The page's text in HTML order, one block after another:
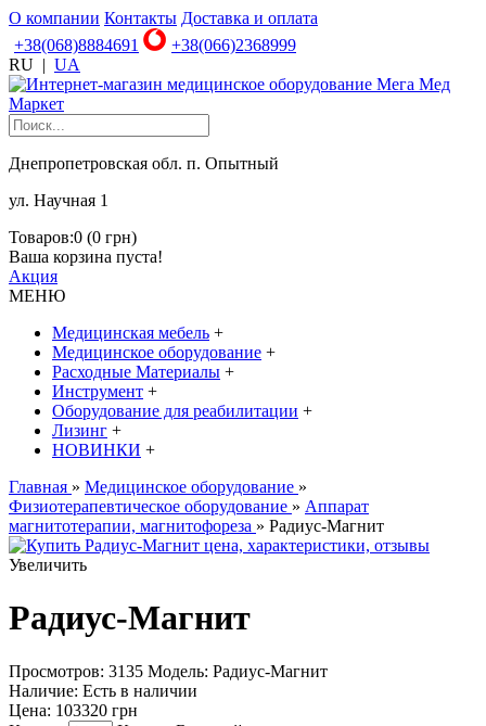
О компании Контакты Доставка и оплата
+38(068)8884691
+38(066)2368999
RU | UA
Днепропетровская обл. п. Опытный
ул. Научная 1
Товаров:0 (0 грн)
Ваша корзина пуста!
Акция
МЕНЮ
Медицинская мебель +
Медицинское оборудование +
Расходные Материалы +
Инструмент +
Оборудование для реабилитации +
Лизинг +
НОВИНКИ +
Главная » Медицинское оборудование »
Физиотерапевтическое оборудование » Аппарат
магнитотерапии, магнитофореза » Радиус-Магнит
Увеличить
Радиус-Магнит
Просмотров: 3135 Модель: Радиус-Магнит
Наличие: Есть в наличии
Цена: 103320 грн